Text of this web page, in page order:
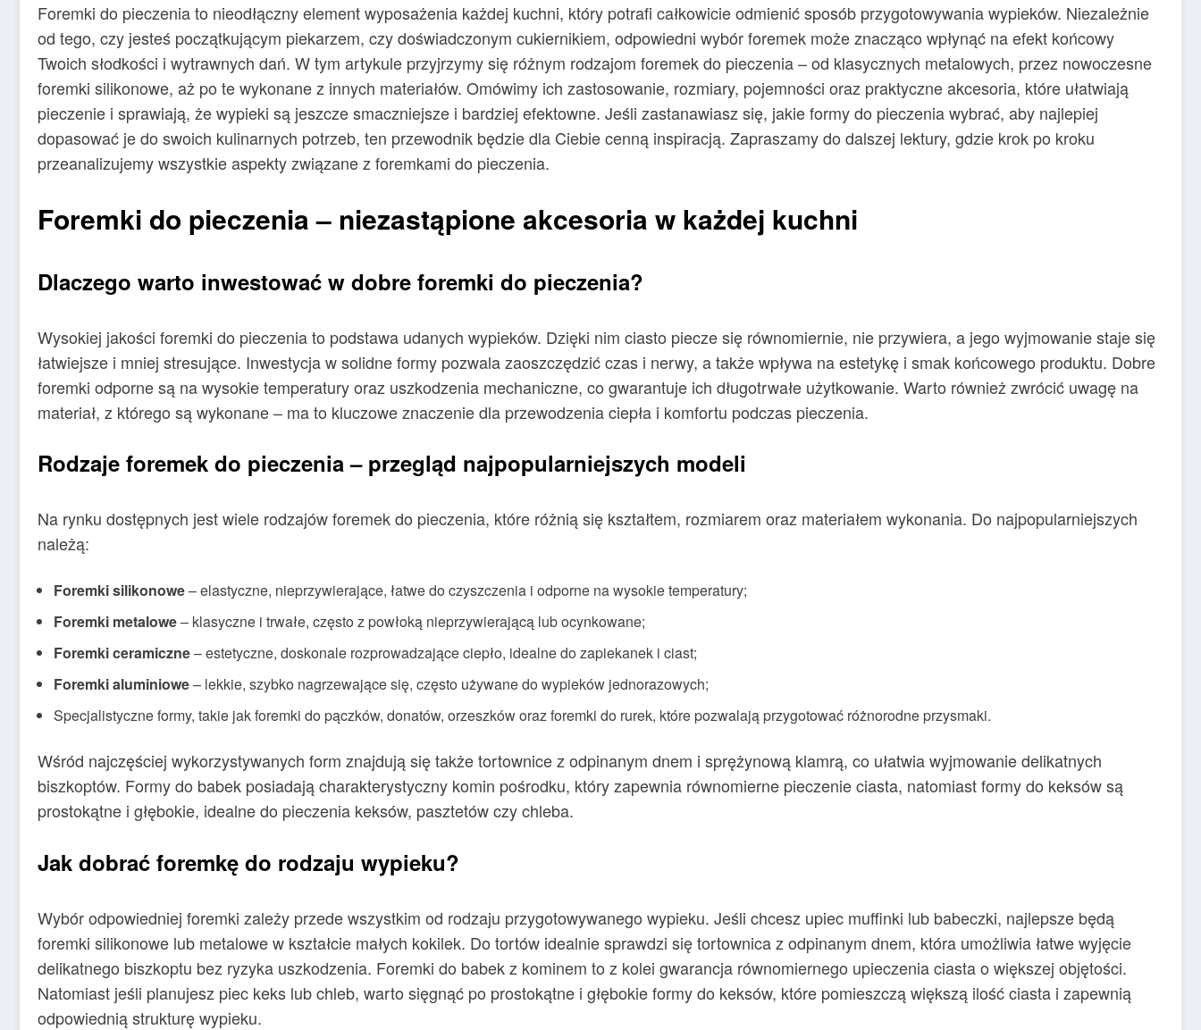
Foremki do pieczenia to nieodłączny element wyposażenia każdej kuchni, który potrafi całkowicie odmienić sposób przygotowywania wypieków. Niezależnie
od tego, czy jesteś początkującym piekarzem, czy doświadczonym cukiernikiem, odpowiedni wybór foremek może znacząco wpłynąć na efekt końcowy
Twoich słodkości i wytrawnych dań. W tym artykule przyjrzymy się różnym rodzajom foremek do pieczenia – od klasycznych metalowych, przez nowoczesne
foremki silikonowe, aż po te wykonane z innych materiałów. Omówimy ich zastosowanie, rozmiary, pojemności oraz praktyczne akcesoria, które ułatwiają
pieczenie i sprawiają, że wypieki są jeszcze smaczniejsze i bardziej efektowne. Jeśli zastanawiasz się, jakie formy do pieczenia wybrać, aby najlepiej
dopasować je do swoich kulinarnych potrzeb, ten przewodnik będzie dla Ciebie cenną inspiracją. Zapraszamy do dalszej lektury, gdzie krok po kroku
przeanalizujemy wszystkie aspekty związane z foremkami do pieczenia.
Foremki do pieczenia – niezastąpione akcesoria w każdej kuchni
Dlaczego warto inwestować w dobre foremki do pieczenia?
Wysokiej jakości foremki do pieczenia to podstawa udanych wypieków. Dzięki nim ciasto piecze się równomiernie, nie przywiera, a jego wyjmowanie staje się
łatwiejsze i mniej stresujące. Inwestycja w solidne formy pozwala zaoszczędzić czas i nerwy, a także wpływa na estetykę i smak końcowego produktu. Dobre
foremki odporne są na wysokie temperatury oraz uszkodzenia mechaniczne, co gwarantuje ich długotrwałe użytkowanie. Warto również zwrócić uwagę na
materiał, z którego są wykonane – ma to kluczowe znaczenie dla przewodzenia ciepła i komfortu podczas pieczenia.
Rodzaje foremek do pieczenia – przegląd najpopularniejszych modeli
Na rynku dostępnych jest wiele rodzajów foremek do pieczenia, które różnią się kształtem, rozmiarem oraz materiałem wykonania. Do najpopularniejszych
należą:
Foremki silikonowe– elastyczne, nieprzywierające, łatwe do czyszczenia i odporne na wysokie temperatury;
Foremki metalowe– klasyczne i trwałe, często z powłoką nieprzywierającą lub ocynkowane;
Foremki ceramiczne– estetyczne, doskonale rozprowadzające ciepło, idealne do zapiekanek i ciast;
Foremki aluminiowe– lekkie, szybko nagrzewające się, często używane do wypieków jednorazowych;
Specjalistyczne formy, takie jak foremki do pączków, donatów, orzeszków oraz foremki do rurek, które pozwalają przygotować różnorodne przysmaki.
Wśród najczęściej wykorzystywanych form znajdują się także tortownice z odpinanym dnem i sprężynową klamrą, co ułatwia wyjmowanie delikatnych
biszkoptów. Formy do babek posiadają charakterystyczny komin pośrodku, który zapewnia równomierne pieczenie ciasta, natomiast formy do keksów są
prostokątne i głębokie, idealne do pieczenia keksów, pasztetów czy chleba.
Jak dobrać foremkę do rodzaju wypieku?
Wybór odpowiedniej foremki zależy przede wszystkim od rodzaju przygotowywanego wypieku. Jeśli chcesz upiec muffinki lub babeczki, najlepsze będą
foremki silikonowe lub metalowe w kształcie małych kokilek. Do tortów idealnie sprawdzi się tortownica z odpinanym dnem, która umożliwia łatwe wyjęcie
delikatnego biszkoptu bez ryzyka uszkodzenia. Foremki do babek z kominem to z kolei gwarancja równomiernego upieczenia ciasta o większej objętości.
Natomiast jeśli planujesz piec keks lub chleb, warto sięgnąć po prostokątne i głębokie formy do keksów, które pomieszczą większą ilość ciasta i zapewnią
odpowiednią strukturę wypieku.